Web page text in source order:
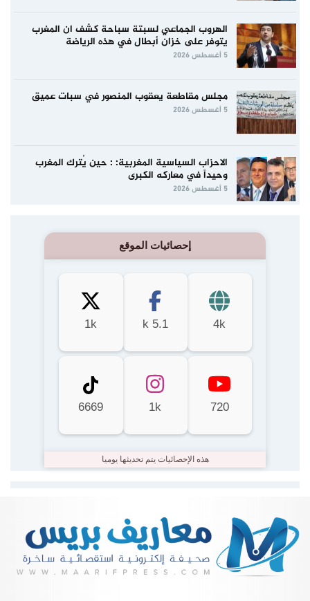
الهروب الجماعي لسبتة سباحة كشف ان المغرب
يتوفر على خزان أبطال في هذه الرياضة
5 أغسطس 2026
مجلس مقاطعة يعقوب المنصور في سبات عميق
5 أغسطس 2026
الاحزاب السياسية المغربية: : حين يُترك المغرب
وحيداً في معاركه الكبرى
5 أغسطس 2026
إحصائيات الموقع
4k
5.1 k
1k
720
1k
6669
هذه الإحصائيات يتم تحديثها يوميا